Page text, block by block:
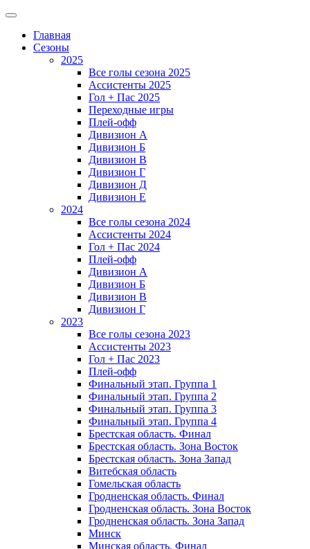
Главная
Сезоны
2025
Все голы сезона 2025
Ассистенты 2025
Гол + Пас 2025
Переходные игры
Плей-офф
Дивизион A
Дивизион Б
Дивизион В
Дивизион Г
Дивизион Д
Дивизион Е
2024
Все голы сезона 2024
Ассистенты 2024
Гол + Пас 2024
Плей-офф
Дивизион A
Дивизион Б
Дивизион В
Дивизион Г
2023
Все голы сезона 2023
Ассистенты 2023
Гол + Пас 2023
Плей-офф
Финальный этап. Группа 1
Финальный этап. Группа 2
Финальный этап. Группа 3
Финальный этап. Группа 4
Брестская область. Финал
Брестская область. Зона Восток
Брестская область. Зона Запад
Витебская область
Гомельская область
Гродненская область. Финал
Гродненская область. Зона Восток
Гродненская область. Зона Запад
Минск
Минская область. Финал